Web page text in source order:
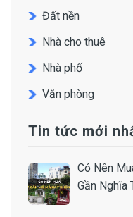
Đất nền
Nhà cho thuê
Nhà phố
Văn phòng
Tin tức mới
Có Nên
Gần Nghĩa